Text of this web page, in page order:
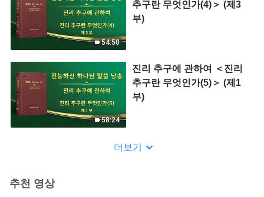
54:50
추구란 무엇인가(4)＞ (제3
부)
58:24
진리 추구에 관하여 ＜진리
추구란 무엇인가(5)＞ (제1
부)
더보기
추천 영상